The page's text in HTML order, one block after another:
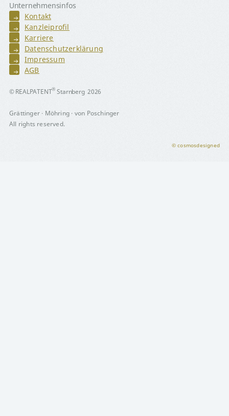
Unternehmensinfos
Kontakt
Kanzleiprofil
Karriere
Datenschutzerklärung
Impressum
AGB
© REALPATENT® Starnberg 2026
Grättinger · Möhring · von Poschinger
All rights reserved.
© cosmosdesigned